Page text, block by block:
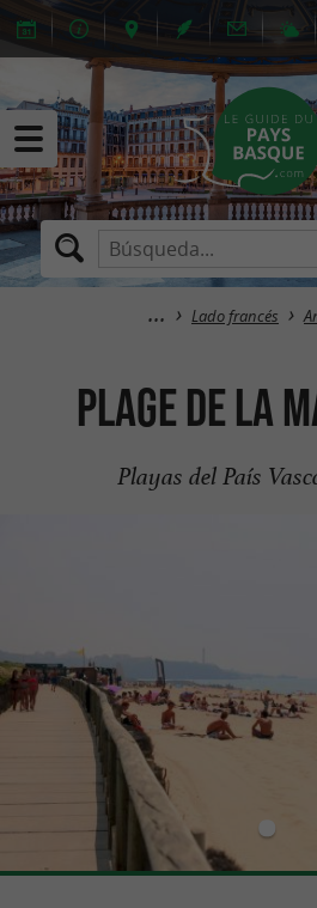
Lado francés
Plage de la
Playas del País